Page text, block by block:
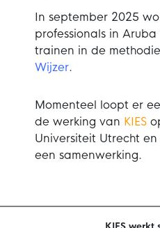
In september 2025
professionals in
trainen in de
Wijzer.
Momenteel loopt er
de werking van KIES
Universiteit Utrecht
een samenwerking.